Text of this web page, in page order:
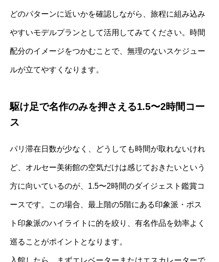
どのパターンに近いかを確認しながら、旅程に組み込み
やすいモデルプランとして活用してみてください。時間
配分のイメージをつかむことで、無理のないスケジュー
ルが立てやすくなります。
駆け足で名作のみを押さえる1.5〜2時間コー
ス
パリ滞在日数が少なく、どうしても時間が取れないけれ
ど、オルセー美術館の空気だけは感じておきたいという
方に向いているのが、1.5〜2時間のダイジェスト鑑賞コ
ースです。この場合、最上階の5階にある印象派・ポス
ト印象派のハイライトに的を絞り、有名作品を効率よく
巡ることがポイントとなります。
入館したら、まずエレベーターまたはエスカレーターで